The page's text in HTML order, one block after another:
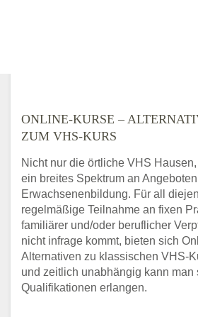
ONLINE-KURSE –
ZUM VHS-KURS
Nicht nur die örtliche VHS
ein breites Spektrum an
Erwachsenenbildung. Für all
regelmäßige Teilnahme an fixen
familiärer und/oder beruflicher
nicht infrage kommt, bieten sich
Alternativen zu klassischen VHS-
und zeitlich unabhängig kann man
Qualifikationen erlangen.